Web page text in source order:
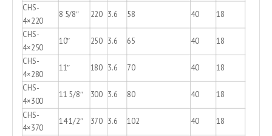
CHS-
4×220
8 5/8″ 220 3.6 58 40
18
CHS-
4×250
10″ 250 3.6 65 40
18
CHS-
4×280
11″ 180 3.6 70 40
18
CHS-
4×300
11 5/8″ 300 3.6 80 40
18
CHS-
4×370
14 1/2″ 370 3.6 102 40 18